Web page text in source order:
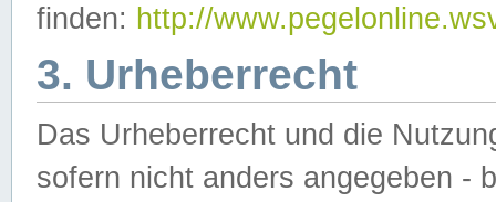
finden: http://
3. Urheberrecht
Das Urheberrecht und die
sofern nicht anders angegeben -